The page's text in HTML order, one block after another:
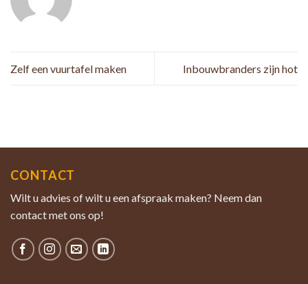
Zelf een vuurtafel maken Inbouwbranders zijn hot
CONTACT
Wilt u advies of wilt u een afspraak maken? Neem dan
contact met ons op!